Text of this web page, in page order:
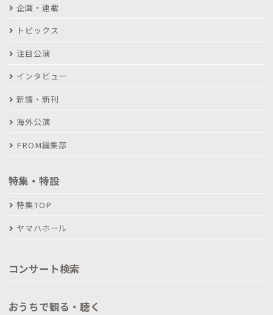
企画・連載
トピックス
注目公演
インタビュー
新譜・新刊
海外公演
FROM編集部
特集・特設
特集TOP
ヤマハホール
コンサート検索
おうちで観る・聴く